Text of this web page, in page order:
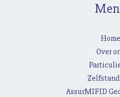
Home
Over
AssurMIFID